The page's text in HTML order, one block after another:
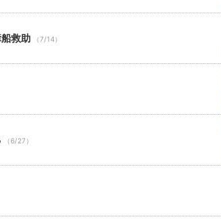
救助 （7/14）
（6/27）